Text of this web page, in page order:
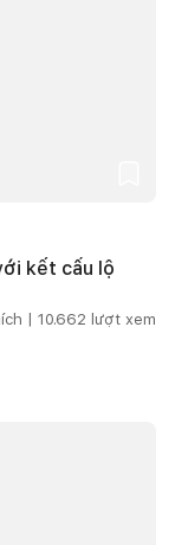
kết cấu lộ
| 10.662 lượt xem